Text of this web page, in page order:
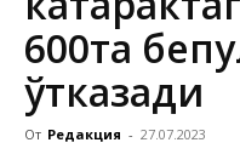
600та
ўтказади
От Редакция - 27.07.2023